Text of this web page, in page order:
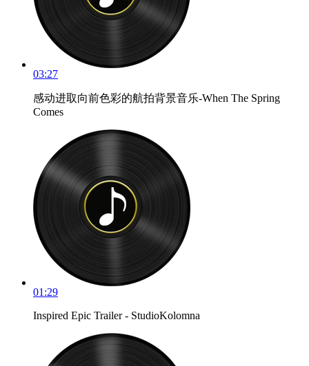
03:27
感动进取向前色彩的航拍背景音乐-When The Spring
Comes
01:29
Inspired Epic Trailer - StudioKolomna